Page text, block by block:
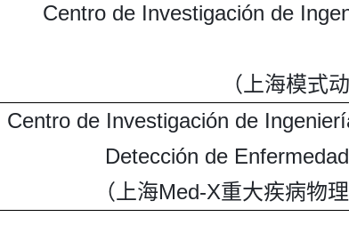
Centro de Investigación de
（上海模式
Centro de Investigación de
Detección de
（上海Med-X重大疾病物